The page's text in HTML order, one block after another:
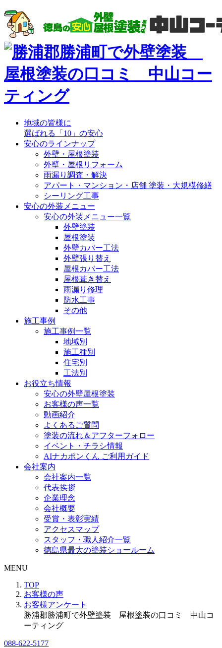
地域の皆様に
選ばれる「10」の安心
安心のラインナップ
外壁・屋根塗装
外壁・屋根リフォーム
雨漏り調査・解決
アパート・マンション・店舗 塗装・大規模修繕
シーリング工事
安心の外装メニュー
安心の外装メニュー一覧
外壁塗装
屋根塗装
外壁カバー工法
外壁張り替え
屋根カバー工法
屋根葺き替え
雨漏り修理
防水工事
その他
施工事例
施工事例一覧
地域別
施工種別
住宅別
工法別
お役立ち情報
安心の外壁屋根塗装
お客様の声一覧
動画紹介
よくあるご質問
塗装の流れ＆アフターフォロー
イベント・チラシ情報
AIナカポンくん ご利用ガイド
会社案内
会社案内一覧
代表挨拶
企業理念
会社概要
受賞・表彰実績
アクセスマップ
スタッフ・職人紹介一覧
徳島県最大の塗装ショールーム
MENU
TOP
お客様の声
お客様アンケート
勝浦郡勝浦町で外壁塗装 屋根塗装の口コミ 中山コ
ーティング
088-622-5177